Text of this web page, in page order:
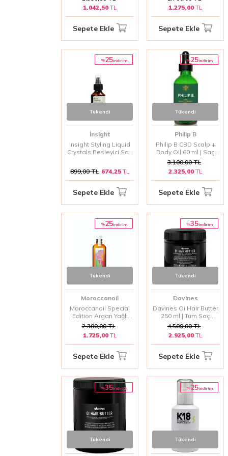
İçin Hafif Bakım Yağı
25ml
1.042,50TL
Sepete Ekle
Canlandırıcı Bakım Yağ
50 ml
1.275,00TL
Sepete Ekle
%25i̇ndirim
Tükendi
İnsight
Insight Styling Liquid
Crystals Besleyici Saç
899,00TL 674,25TL
Sepete Ekle
%25i̇ndirim
Tükendi
Philip B
Philip B CBD Scalp +
Body Oil 60 ml | Saç
Derisi ve Vücut Yağı
3.100,00TL
2.325,00TL
Sepete Ekle
%25i̇ndirim
Tükendi
Moroccanoil
Moroccanoil Special
Edition Argan Yağlı
İnce ve Zayıf Telli
Saçlar İçin Yoğun
Güçlendirici Bakım Yağı
100ml
2.300,00TL
1.725,00TL
Sepete Ekle
%35i̇ndirim
Tükendi
Davines
Davines Oi Hair Butter
250 ml | Tüm Saç
Tipleri İçin Saç Bakım
Yağı
4.500,00TL
2.925,00TL
Sepete Ekle
%35i̇ndirim
Tükendi
%25i̇ndirim
Tükendi